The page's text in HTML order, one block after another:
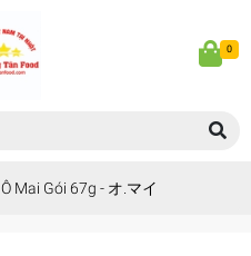
0
Ô Mai Gói 67g - オ.マイ